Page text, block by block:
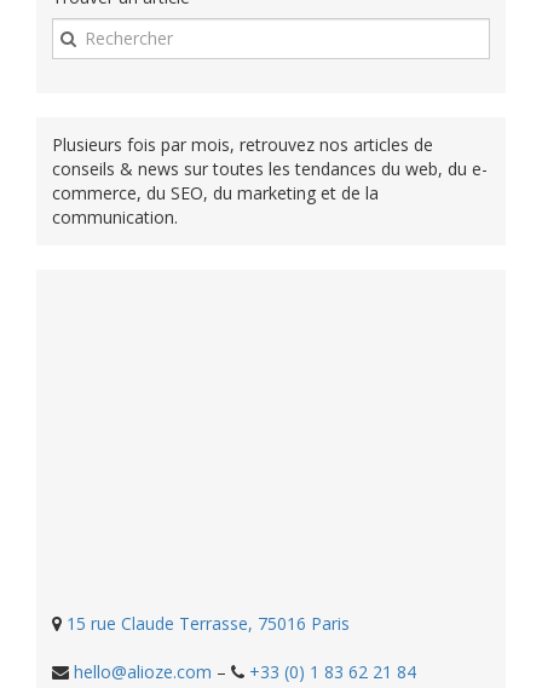
Plusieurs fois par mois, retrouvez nos articles de
conseils & news sur toutes les tendances du web, du e-
commerce, du SEO, du marketing et de la
communication.
15 rue Claude Terrasse, 75016 Paris
hello@alioze.com – +33 (0) 1 83 62 21 84